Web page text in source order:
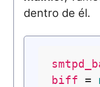
dentro de él.
biff =